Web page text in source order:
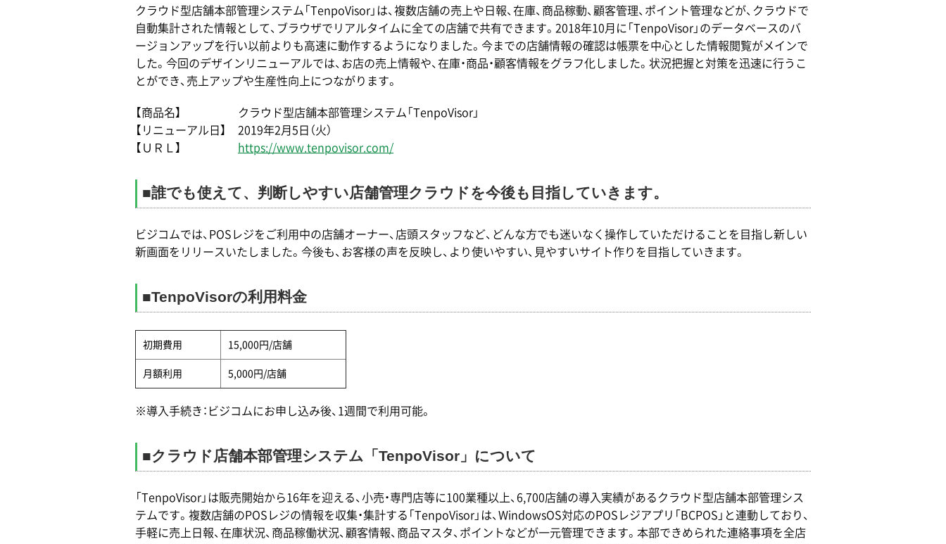
クラウド型店舗本部管理システム「TenpoVisor」は、複数店舗の売上や日報、在庫、商品稼動、顧客管理、ポイント管理などが、クラウドで
自動集計された情報として、ブラウザでリアルタイムに全ての店舗で共有できます。2018年10月に「TenpoVisor」のデータベースのバ
ージョンアップを行い以前よりも高速に動作するようになりました。今までの店舗情報の確認は帳票を中心とした情報閲覧がメインで
した。今回のデザインリニューアルでは、お店の売上情報や、在庫・商品・顧客情報をグラフ化しました。状況把握と対策を迅速に行うこ
とができ、売上アップや生産性向上につながります。
【商品名】 クラウド型店舗本部管理システム「TenpoVisor」
【リニューアル日】 2019年2月5日（火）
【ＵＲＬ】
https://www.tenpovisor.com/
■誰でも使えて、判断しやすい店舗管理クラウドを今後も目指していきます。
ビジコムでは、POSレジをご利用中の店舗オーナー、店頭スタッフなど、どんな方でも迷いなく操作していただけることを目指し新しい
新画面をリリースいたしました。今後も、お客様の声を反映し、より使いやすい、見やすいサイト作りを目指していきます。
■TenpoVisorの利用料金
初期費用 15,000円/店舗
月額利用 5,000円/店舗
※導入手続き：ビジコムにお申し込み後、1週間で利用可能。
■クラウド店舗本部管理システム「TenpoVisor」について
「TenpoVisor」は販売開始から16年を迎える、小売・専門店等に100業種以上、6,700店舗の導入実績があるクラウド型店舗本部管理シス
テムです。複数店舗のPOSレジの情報を収集・集計する「TenpoVisor」は、WindowsOS対応のPOSレジアプリ「BCPOS」と連動しており、
手軽に売上日報、在庫状況、商品稼働状況、顧客情報、商品マスタ、ポイントなどが一元管理できます。本部できめられた連絡事項を全店